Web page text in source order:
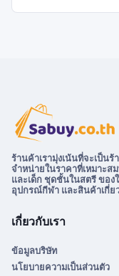
ร้านค้าเรามุ่งเน้นที่จะเป็น
จำหน่ายในราคาที่เหมาะ
และเด็ก ชุดชั้นในสตรี ขอ
อุปกรณ์กีฬา และสินค้าเกี่ย
เกี่ยวกับเรา
ข้อมูลบริษัท
นโยบายความเป็นส่วนตัว